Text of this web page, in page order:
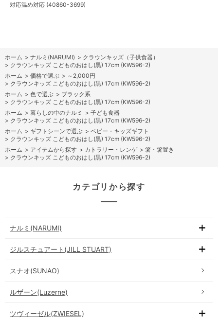
対応温め対応 (40860-3699)
ホーム > ナルミ(NARUMI) > クラウンキッズ（子供食器）
> クラウンキッズ こどものおはし(黒) 17cm (KW596-2)
ホーム > 価格で選ぶ > ～2,000円
> クラウンキッズ こどものおはし(黒) 17cm (KW596-2)
ホーム > 色で選ぶ > ブラック系
> クラウンキッズ こどものおはし(黒) 17cm (KW596-2)
ホーム > 暮らしの中のナルミ > 子ども食器
> クラウンキッズ こどものおはし(黒) 17cm (KW596-2)
ホーム > ギフトシーンで選ぶ > ベビー・キッズギフト
> クラウンキッズ こどものおはし(黒) 17cm (KW596-2)
ホーム > アイテムから探す > カトラリー・レンゲ > 箸・箸置き
> クラウンキッズ こどものおはし(黒) 17cm (KW596-2)
カテゴリから探す
ナルミ(NARUMI)
ジルスチュアート(JILL STUART)
スナオ(SUNAO)
ルザーン(Luzerne)
ツヴィーゼル(ZWIESEL)